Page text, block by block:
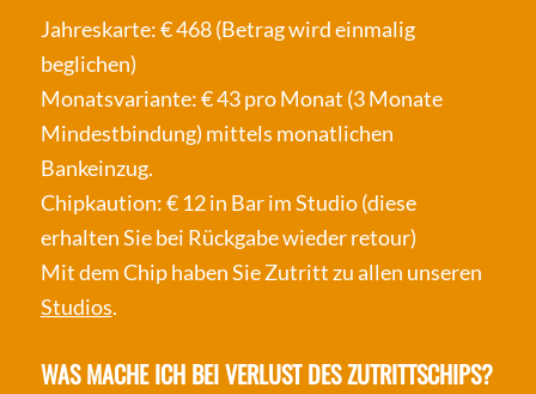
Jahreskarte: € 468 (Betrag wird einmalig
beglichen)
Monatsvariante: € 43 pro Monat (3 Monate
Mindestbindung) mittels monatlichen
Bankeinzug.
Chipkaution: € 12 in Bar im Studio (diese
erhalten Sie bei Rückgabe wieder retour)
Mit dem Chip haben Sie Zutritt zu allen unseren
Studios.
WAS MACHE ICH BEI VERLUST DES ZUTRITTSCHIPS?